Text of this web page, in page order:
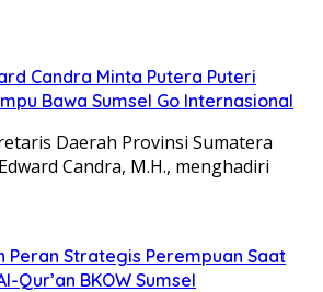
Candra Minta Putera Puteri
Bawa Sumsel Go Internasional
Daerah Provinsi Sumatera
Candra, M.H., menghadiri
Peran Strategis Perempuan Saat
Qur’an BKOW Sumsel